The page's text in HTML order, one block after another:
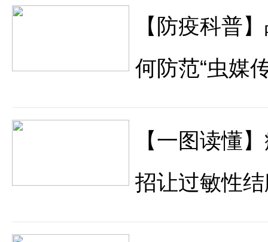
【防疫科普
何防范“虫媒
【一图读懂
招让过敏性